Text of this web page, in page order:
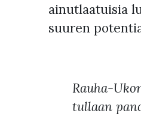
ainutlaatuisia
suuren
Rauha-
tullaan